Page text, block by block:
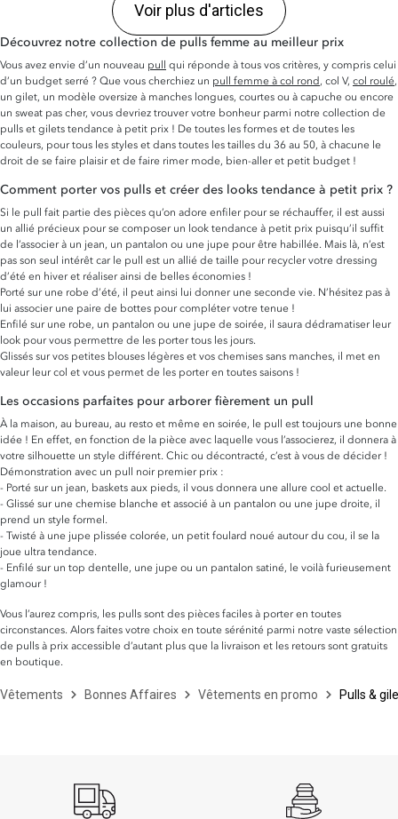
Voir plus d'articles
Découvrez notre collection de pulls femme au meilleur prix
Vous avez envie d’un nouveau pull
qui réponde à tous vos critères, y compris celui
d’un budget serré ? Que vous cherchiez un pull femme à col rond , col V, col roulé,
un gilet, un modèle oversize à manches longues, courtes ou à capuche ou encore
un sweat pas cher, vous devriez trouver votre bonheur parmi notre collection de
pulls et gilets tendance à petit prix ! De toutes les formes et de toutes les
couleurs, pour tous les styles et dans toutes les tailles du 36 au 50, à chacune le
droit de se faire plaisir et de faire rimer mode, bien-aller et petit budget !
Comment porter vos pulls et créer des looks tendance à petit prix ?
Si le pull fait partie des pièces qu’on adore enfiler pour se réchauffer, il est aussi
un allié précieux pour se composer un look tendance à petit prix puisqu’il suffit
de l’associer à un jean, un pantalon ou une jupe pour être habillée. Mais là, n’est
pas son seul intérêt car le pull est un allié de taille pour recycler votre dressing
d’été en hiver et réaliser ainsi de belles économies !
Porté sur une robe d’été, il peut ainsi lui donner une seconde vie. N’hésitez pas à
lui associer une paire de bottes pour compléter votre tenue !
Enfilé sur une robe, un pantalon ou une jupe de soirée, il saura dédramatiser leur
look pour vous permettre de les porter tous les jours.
Glissés sur vos petites blouses légères et vos chemises sans manches, il met en
valeur leur col et vous permet de les porter en toutes saisons !
Les occasions parfaites pour arborer fièrement un pull
À la maison, au bureau, au resto et même en soirée, le pull est toujours une bonne
idée ! En effet, en fonction de la pièce avec laquelle vous l’associerez, il donnera à
votre silhouette un style différent. Chic ou décontracté, c’est à vous de décider !
Démonstration avec un pull noir premier prix :
- Porté sur un jean, baskets aux pieds, il vous donnera une allure cool et actuelle.
- Glissé sur une chemise blanche et associé à un pantalon ou une jupe droite, il
prend un style formel.
- Twisté à une jupe plissée colorée, un petit foulard noué autour du cou, il se la
joue ultra tendance.
- Enfilé sur un top dentelle, une jupe ou un pantalon satiné, le voilà furieusement
glamour !
Vous l’aurez compris, les pulls sont des pièces faciles à porter en toutes
circonstances. Alors faites votre choix en toute sérénité parmi notre vaste sélection
de pulls à prix accessible d’autant plus que la livraison et les retours sont gratuits
en boutique.
Vêtements Bonnes Affaires Vêtements en promo Pulls &